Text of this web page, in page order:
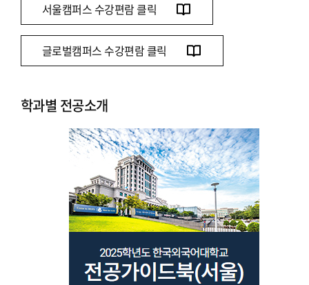
서울캠퍼스 수강편람 클릭
글로벌캠퍼스 수강편람 클릭
학과별 전공소개